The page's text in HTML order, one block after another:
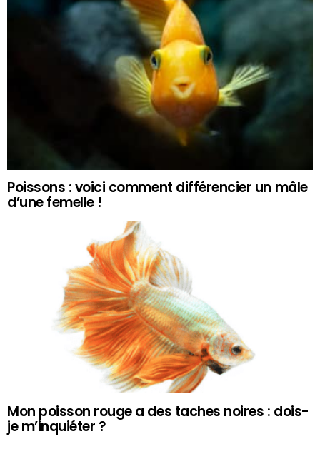
Poissons : voici comment différencier un mâle
d’une femelle !
Mon poisson rouge a des taches noires : dois-
je m’inquiéter ?